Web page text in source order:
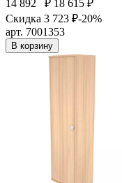
14 892
₽ 18 615 ₽
Скидка 3 723 ₽-20%
арт. 7001353
В корзину